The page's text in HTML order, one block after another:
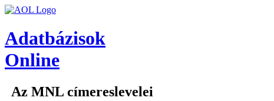
Adatbázisok
Online
Az MNL címereslevelei